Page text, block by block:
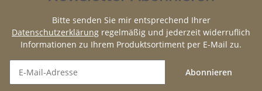
Bitte senden Sie mir entsprechend Ihrer
Datenschutzerklärung regelmäßig und jederzeit widerruflich
Informationen zu Ihrem Produktsortiment per E-Mail zu.
Abonnieren